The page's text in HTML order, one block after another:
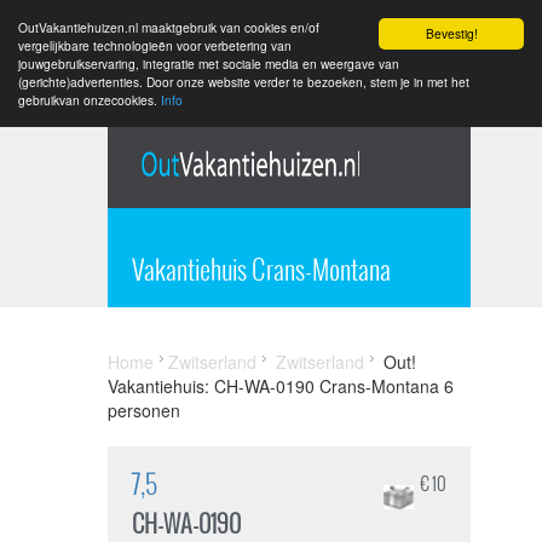
Bevestig!
OutVakantiehuizen.nl maaktgebruik van cookies en/of
vergelijkbare technologieën voor verbetering van
jouwgebruikservaring, integratie met sociale media en weergave van
(gerichte)advertenties. Door onze website verder te bezoeken, stem je in met het
gebruikvan onzecookies. Info
Vakantiehuis Crans-Montana
Home Zwitserland Zwitserland
Out!
Vakantiehuis: CH-WA-0190 Crans-Montana 6
personen
7,5
CH-WA-0190
€ 10